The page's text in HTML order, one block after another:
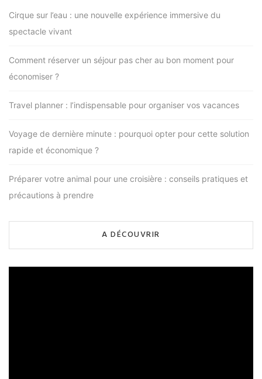
Cirque sur l’eau : une nouvelle expérience immersive du
spectacle vivant
Comment réserver un séjour pas cher au bon moment pour
économiser ?
Travel planner : l’indispensable pour organiser vos vacances
Voyage de dernière minute : pourquoi opter pour cette solution
rapide et économique ?
Préparer votre animal pour une croisière : conseils pratiques et
précautions à prendre
A DÉCOUVRIR